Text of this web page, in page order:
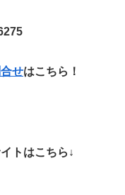
せはこちら！
トはこちら↓